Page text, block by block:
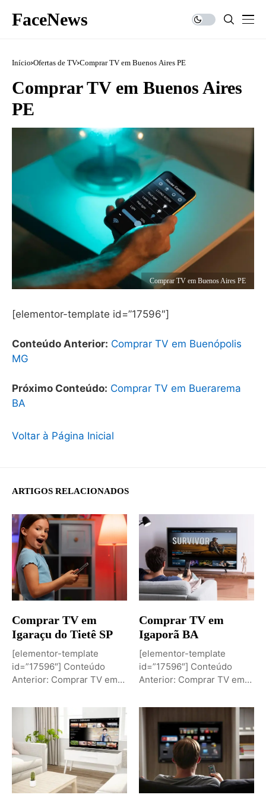
FaceNews
Início Ofertas de TV Comprar TV em Buenos Aires PE
Comprar TV em Buenos Aires
PE
Comprar TV em Buenos Aires PE
[elementor-template id=”17596″]
Conteúdo Anterior: Comprar TV em Buenópolis
MG
Próximo Conteúdo: Comprar TV em Buerarema
BA
Voltar à Página Inicial
ARTIGOS RELACIONADOS
Comprar TV em
Igaraçu do Tietê SP
[elementor-template
id=”17596″] Conteúdo
Anterior: Comprar TV em
Conteúdo: Sobremesa de...
Comprar TV em
Igaporã BA
[elementor-template
id=”17596″] Conteúdo
Anterior: Comprar TV em
Comprar TV...